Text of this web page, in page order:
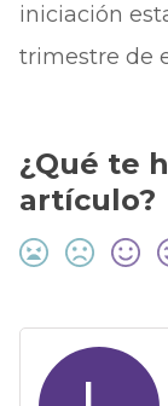
iniciación
trimestre de
¿Qué te
artículo?